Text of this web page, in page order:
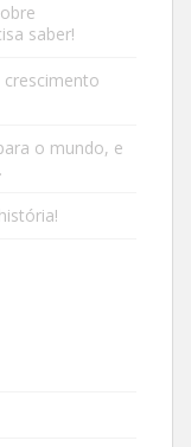
saber!
o mundo, e